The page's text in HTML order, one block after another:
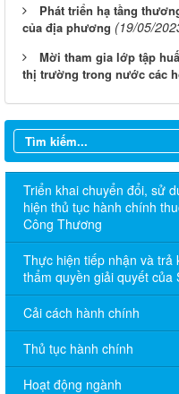
Phát triển hạ tầng
của địa phương (19/05/
Mời tham gia lớp tập
thị trường trong nước các
Triển khai chuyển đổi, sử
hiện thủ tục hành chính
Công Thương
Thực hiện tiếp nhận và trả
thẩm quyền giải quyết của
Cải cách hành chính
Thủ tục hành chính
Hoạt động ngành